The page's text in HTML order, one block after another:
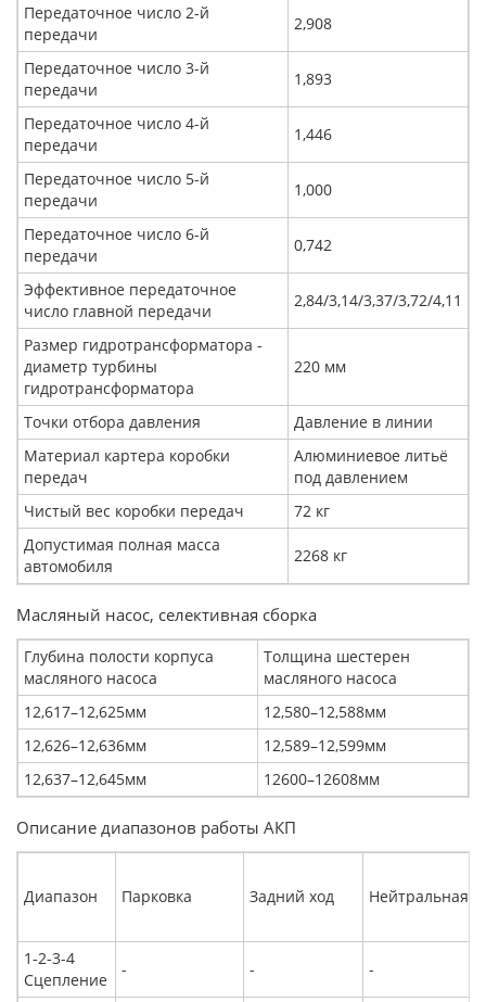
Передаточное число 2-й
передачи
2,908
Передаточное число 3-й
передачи
1,893
Передаточное число 4-й
передачи
1,446
Передаточное число 5-й
передачи
1,000
Передаточное число 6-й
передачи
0,742
Эффективное передаточное
число главной передачи
2,84/3,14/3,37/3,72/4,11
Размер гидротрансформатора -
диаметр турбины
гидротрансформатора
220 мм
Точки отбора давления
Давление в линии
Материал картера коробки
передач
Алюминиевое литьё
под давлением
Чистый вес коробки передач
72 кг
Допустимая полная масса
автомобиля
2268 кг
Масляный насос, селективная сборка
Глубина полости корпуса
масляного насоса
Толщина шестерен
масляного насоса
12,617–12,625мм
12,580–12,588мм
12,626–12,636мм
12,589–12,599мм
12,637–12,645мм
12600–12608мм
Описание диапазонов работы АКП
Диапазон Парковка Задний ход Нейтральная
1-2-3-4
Сцепление
- - -